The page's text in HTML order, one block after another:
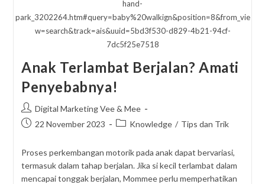
hand-
park_3202264.htm#query=baby%20walkign&position=8&from_vie
w=search&track=ais&uuid=5bd3f530-d829-4b21-94cf-
7dc5f25e7518
Anak Terlambat Berjalan? Amati
Penyebabnya!
Post
author:
Digital Marketing Vee & Mee
Post22 November 2023
PostKnowledge / Tips dan Trik
Proses perkembangan motorik pada anak dapat bervariasi,
termasuk dalam tahap berjalan. Jika si kecil terlambat dalam
mencapai tonggak berjalan, Mommee perlu memperhatikan